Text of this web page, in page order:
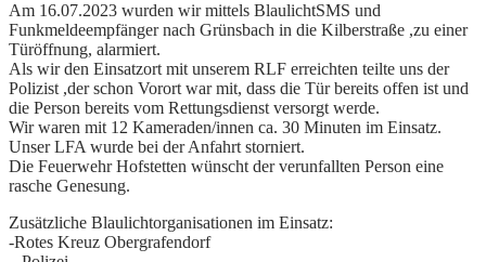
Am 16.07.2023 wurden wir mittels BlaulichtSMS und
Funkmeldeempfänger nach Grünsbach in die Kilberstraße ,zu einer
Türöffnung, alarmiert.
Als wir den Einsatzort mit unserem RLF erreichten teilte uns der
Polizist ,der schon Vorort war mit, dass die Tür bereits offen ist und
die Person bereits vom Rettungsdienst versorgt werde.
Wir waren mit 12 Kameraden/innen ca. 30 Minuten im Einsatz.
Unser LFA wurde bei der Anfahrt storniert.
Die Feuerwehr Hofstetten wünscht der verunfallten Person eine
rasche Genesung.
Zusätzliche Blaulichtorganisationen im Einsatz:
-Rotes Kreuz Obergrafendorf